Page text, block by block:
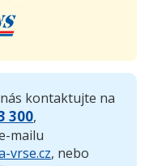
kontaktujte na
300,
mailu
vrse.cz, nebo